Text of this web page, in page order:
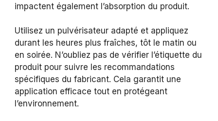
impactent également l’absorption du produit.
Utilisez un pulvérisateur adapté et appliquez
durant les heures plus fraîches, tôt le matin ou
en soirée. N’oubliez pas de vérifier l’étiquette du
produit pour suivre les recommandations
spécifiques du fabricant. Cela garantit une
application efficace tout en protégeant
l’environnement.